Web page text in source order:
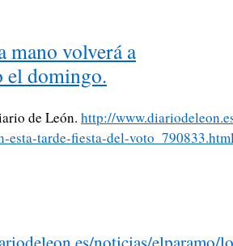
de León. http://
esta-tarde-fiesta-del-